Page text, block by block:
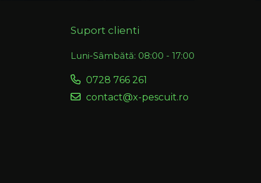
Suport clienti
Luni-Sâmbătă: 08:00 - 17:00
0728 766 261
contact@x-pescuit.ro